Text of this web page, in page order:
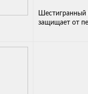
Шестигранный
защищает от